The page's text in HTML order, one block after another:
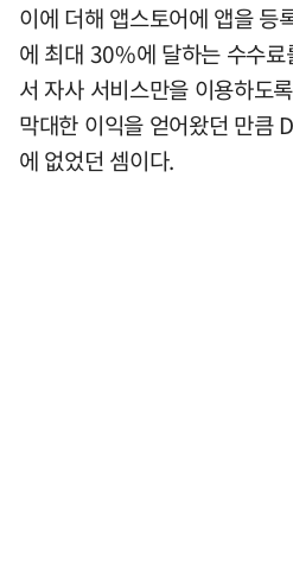
이에 더해 앱스토어에 앱을 등
에 최대 30%에 달하는 수수
서 자사 서비스만을 이용하도
막대한 이익을 얻어왔던 만큼
에 없었던 셈이다.